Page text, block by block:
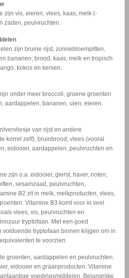
zijn vis, eieren, vlees, kaas, melk (-
zaden, peulvruchten.
zijn bruine rijst, zonnebloempitten,
bananen, brood, kaas, melk en tropisch
kokos en kersen.
onder meer broccoli, groene groenten
aardappelen, bananen, uien, eieren.
van rijst en andere
korrel zelf), bruinbrood, vlees (vooral
eidooier, aardappelen, peulvruchten en
zijn o.a. eidooier, gierst, haver, noten,
sesamzaad, peulvruchten,
B2 zit in melk, melkproducten, vlees,
Vitamine B3 komt voor in veel
vlees, vis, peulvruchten en
tryptofaan. Met een goed
tryptofaan binnen krijgen om in
te voorzien.
groenten, aardappelen en peulvruchten.
eidooier en graanproducten. Vitamine
voedingsmiddelen. Belangrijke